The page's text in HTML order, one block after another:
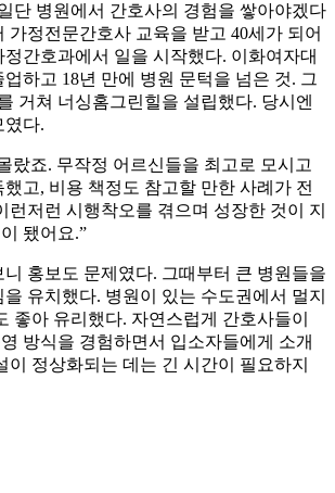
단 병원에서 간호사의 경험을 쌓아야겠다
가정전문간호사 교육을 받고 40세가 되어
간호과에서 일을 시작했다. 이화여자대
하고 18년 만에 병원 문턱을 넘은 것. 그
거쳐 너싱홈그린힐을 설립했다. 당시엔
였다.
랐죠. 무작정 어르신들을 최고로 모시고
고, 비용 책정도 참고할 만한 사례가 전
런저런 시행착오를 겪으며 성장한 것이 지
됐어요.”
홍보도 문제였다. 그때부터 큰 병원들을
유치했다. 병원이 있는 수도권에서 멀지
좋아 유리했다. 자연스럽게 간호사들이
방식을 경험하면서 입소자들에게 소개
이 정상화되는 데는 긴 시간이 필요하지